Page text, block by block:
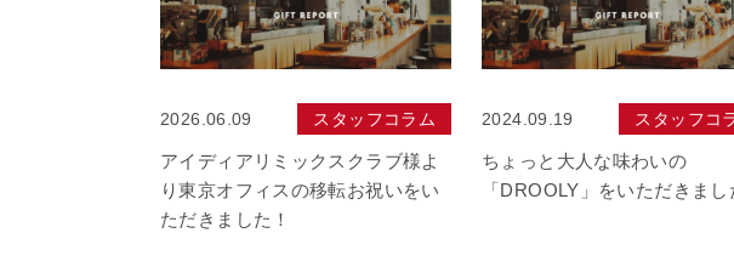
2026.06.09 スタッフコラム
アイディアリミックスクラブ様よ
り東京オフィスの移転お祝いをい
ただきました！
2024.09.19 スタッフコ
ちょっと大人な味わいの
「DROOLY」をいただきまし